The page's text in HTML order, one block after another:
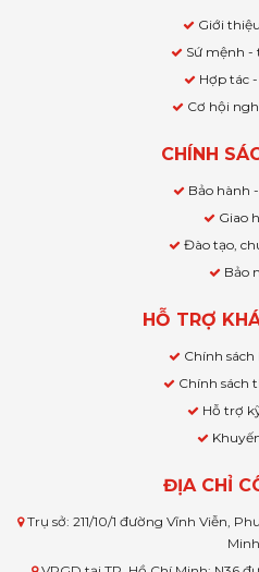
Giới
Sứ mệnh -
Hợp tác
Cơ hội
CHÍNH
Bảo hành
Giao
Đào tạo,
Bảo
HỖ TRỢ
Chính
Chính sách
Hỗ trợ
ĐỊA CHỈ
Trụ sở: 211/10/1 đường Vĩnh Viễn,
Minh